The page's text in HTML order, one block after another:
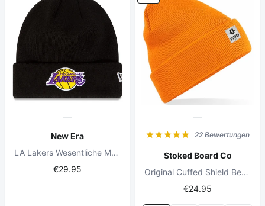
New Era
LA Lakers Wesentliche Manschette Beanie schwarz
€29.95
22 Bewertungen
Stoked Board Co
Original Cuffed Shield Beanie Orange
€24.95